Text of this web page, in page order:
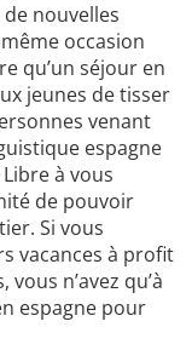
nouvelles
occasion
qu’un séjour en
jeunes de tisser
venant
espagne
à vous
de pouvoir
Si vous
vacances à profit
n’avez qu’à
espagne pour